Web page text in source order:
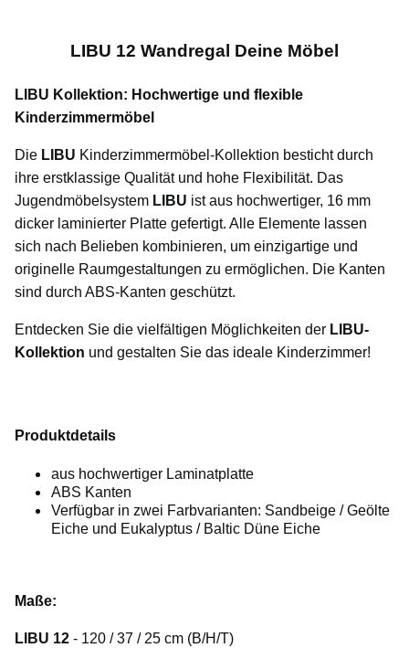
LIBU 12 Wandregal Deine Möbel
LIBU Kollektion: Hochwertige und flexible
Kinderzimmermöbel
Die LIBU Kinderzimmermöbel-Kollektion besticht durch
ihre erstklassige Qualität und hohe Flexibilität. Das
Jugendmöbelsystem LIBU ist aus hochwertiger, 16 mm
dicker laminierter Platte gefertigt. Alle Elemente lassen
sich nach Belieben kombinieren, um einzigartige und
originelle Raumgestaltungen zu ermöglichen. Die Kanten
sind durch ABS-Kanten geschützt.
Entdecken Sie die vielfältigen Möglichkeiten der LIBU-
Kollektion und gestalten Sie das ideale Kinderzimmer!
Produktdetails
aus hochwertiger Laminatplatte
ABS Kanten
Verfügbar in zwei Farbvarianten: Sandbeige / Geölte
Eiche und Eukalyptus / Baltic Düne Eiche
Maße:
LIBU 12 - 120 / 37 / 25 cm (B/H/T)